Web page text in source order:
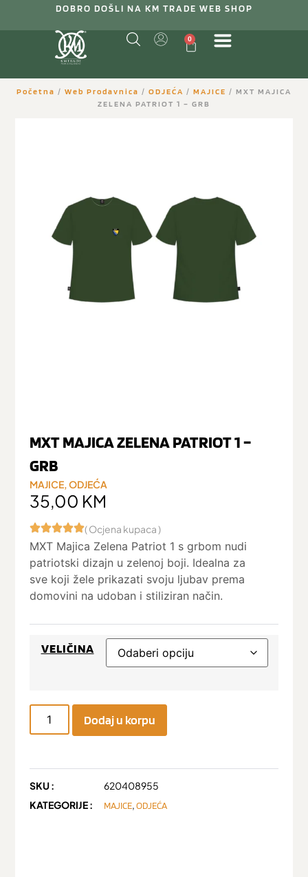
DOBRO DOŠLI NA KM TRADE WEB SHOP
0
Početna / Web Prodavnica / ODJEĆA / MAJICE / MXT MAJICA
ZELENA PATRIOT 1 – GRB
MXT MAJICA ZELENA PATRIOT 1 –
GRB
MAJICE,ODJEĆA
35,00 KM
( Ocjena kupaca )
MXT Majica Zelena Patriot 1 s grbom nudi
patriotski dizajn u zelenoj boji. Idealna za
sve koji žele prikazati svoju ljubav prema
domovini na udoban i stiliziran način.
VELIČINA
Dodaj u korpu
SKU :
620408955
KATEGORIJE :
MAJICE,ODJEĆA